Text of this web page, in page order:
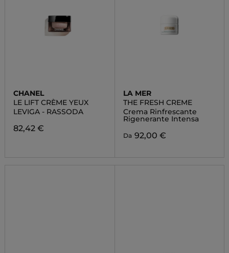
CHANEL
LE LIFT CRÈME YEUX
LEVIGA - RASSODA
82,42 €
LA MER
THE FRESH CREME
Crema Rinfrescante
Rigenerante Intensa
Da 92,00 €